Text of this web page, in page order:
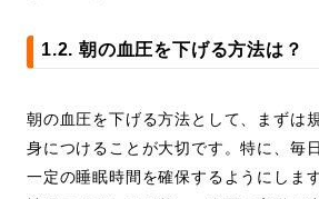
1.2. 朝の血圧を下げる方法は？
朝の血圧を下げる方法として、まずは
身につけることが大切です。特に、毎
一定の睡眠時間を確保するようにしま